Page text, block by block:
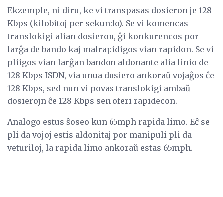
Ekzemple, ni diru, ke vi transpasas dosieron je 128
Kbps (kilobitoj per sekundo). Se vi komencas
translokigi alian dosieron, ĝi konkurencos por
larĝa de bando kaj malrapidigos vian rapidon. Se vi
pliigos vian larĝan bandon aldonante alia linio de
128 Kbps ISDN, via unua dosiero ankoraŭ vojaĝos ĉe
128 Kbps, sed nun vi povas translokigi ambaŭ
dosierojn ĉe 128 Kbps sen oferi rapidecon.
Analogo estus ŝoseo kun 65mph rapida limo. Eĉ se
pli da vojoj estis aldonitaj por manipuli pli da
veturiloj, la rapida limo ankoraŭ estas 65mph.